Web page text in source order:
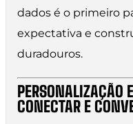
dados é o primeiro
expectativa e
duradouros.
PERSONALIZAÇÃO
CONECTAR E